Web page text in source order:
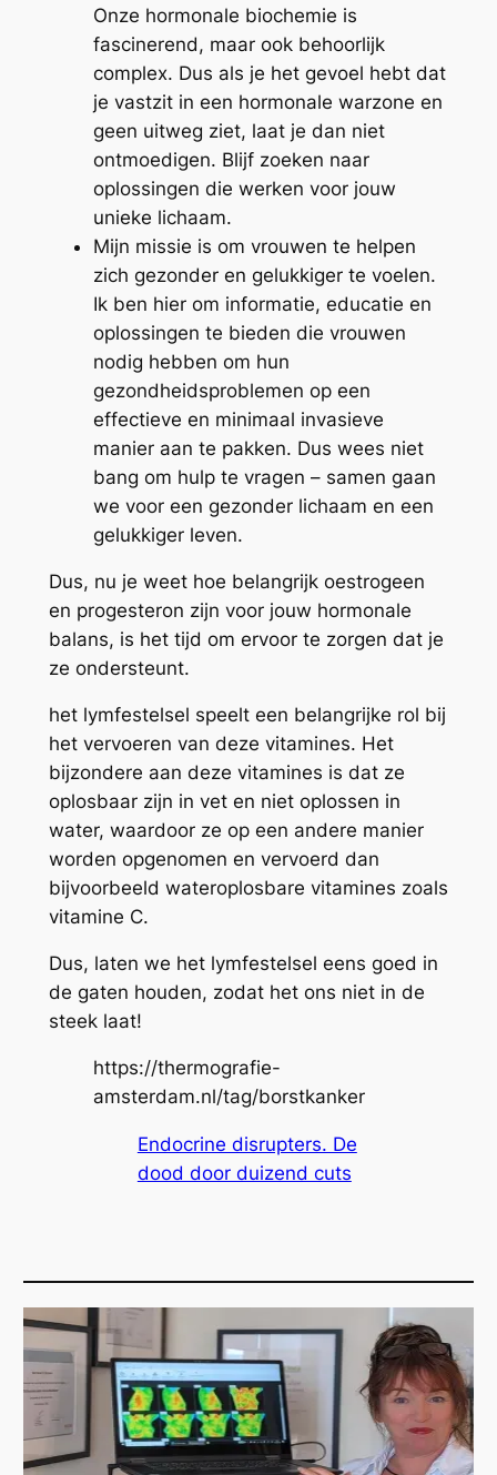
Onze hormonale biochemie is
fascinerend, maar ook behoorlijk
complex. Dus als je het gevoel hebt dat
je vastzit in een hormonale warzone en
geen uitweg ziet, laat je dan niet
ontmoedigen. Blijf zoeken naar
oplossingen die werken voor jouw
unieke lichaam.
Mijn missie is om vrouwen te helpen
zich gezonder en gelukkiger te voelen.
Ik ben hier om informatie, educatie en
oplossingen te bieden die vrouwen
nodig hebben om hun
gezondheidsproblemen op een
effectieve en minimaal invasieve
manier aan te pakken. Dus wees niet
bang om hulp te vragen – samen gaan
we voor een gezonder lichaam en een
gelukkiger leven.
Dus, nu je weet hoe belangrijk oestrogeen
en progesteron zijn voor jouw hormonale
balans, is het tijd om ervoor te zorgen dat je
ze ondersteunt.
het lymfestelsel speelt een belangrijke rol bij
het vervoeren van deze vitamines. Het
bijzondere aan deze vitamines is dat ze
oplosbaar zijn in vet en niet oplossen in
water, waardoor ze op een andere manier
worden opgenomen en vervoerd dan
bijvoorbeeld wateroplosbare vitamines zoals
vitamine C.
Dus, laten we het lymfestelsel eens goed in
de gaten houden, zodat het ons niet in de
steek laat!
https://thermografie-
amsterdam.nl/tag/borstkanker
Endocrine disrupters. De
dood door duizend cuts